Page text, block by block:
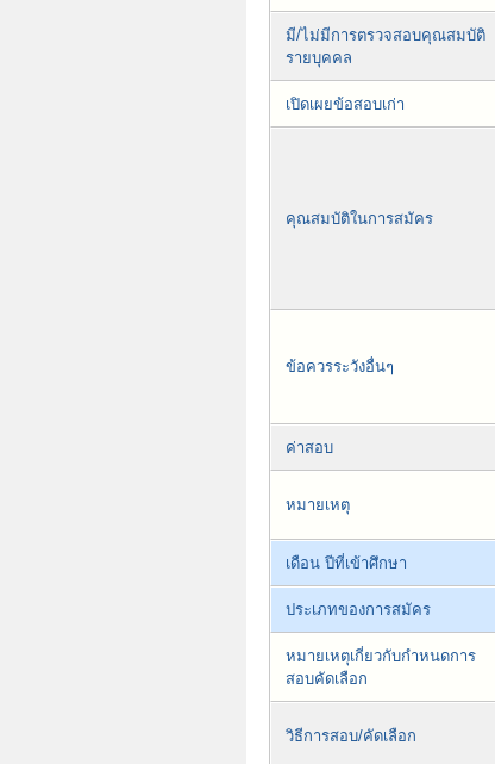
มี/ไม่มีการตรวจสอบคุณสมบัติ
รายบุคคล
เปิดเผยข้อสอบเก่า
คุณสมบัติในการสมัคร
ข้อควรระวังอื่นๆ
ค่าสอบ
หมายเหตุ
เดือน ปีที่เข้าศึกษา
ประเภทของการสมัคร
หมายเหตุเกี่ยวกับกำหนดการ
สอบคัดเลือก
วิธีการสอบ/คัดเลือก